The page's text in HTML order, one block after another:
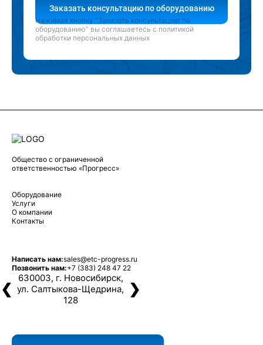
Заказать консультацию по оборудованию
Нажимая кнопку “Заказать консультацию по
оборудованию” вы соглашаетесь с политикой
обработки персональных данных
Общество с ограниченной
ответственностью «Прогресс»
Оборудование
Услуги
О компании
Контакты
Написать нам:sales@etc-progress.ru
Позвонить нам:+7 (383) 248 47 22
630003, г. Новосибирск,
ул. Салтыкова-Щедрина,
128
❮ ❯